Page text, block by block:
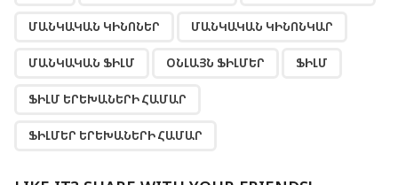
ՄԱՆԿԱԿԱՆ ԿԻՆՈՆԵՐ ՄԱՆԿԱԿԱՆ ԿԻՆՈՆԿԱՐ
ՄԱՆԿԱԿԱՆ ՖԻԼՄ ՕՆԼԱՅՆ ՖԻԼՄԵՐ ՖԻԼՄ
ՖԻԼՄ ԵՐԵԽԱՆԵՐԻ ՀԱՄԱՐ
ՖԻԼՄԵՐ ԵՐԵԽԱՆԵՐԻ ՀԱՄԱՐ